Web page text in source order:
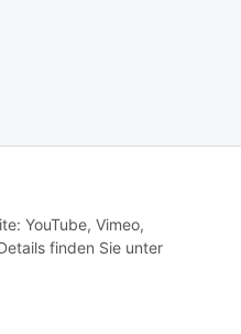
YouTube, Vimeo,
finden Sie unter